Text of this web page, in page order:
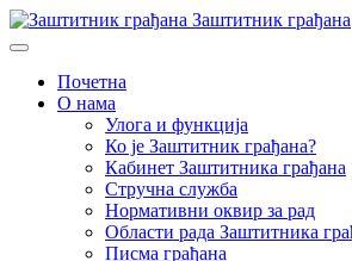
Заштитник грађана
Почетна
О нама
Улога и функција
Ко је Заштитник грађана?
Кабинет Заштитника грађана
Стручна служба
Нормативни оквир за рад
Области рада Заштитника
Писма грађана